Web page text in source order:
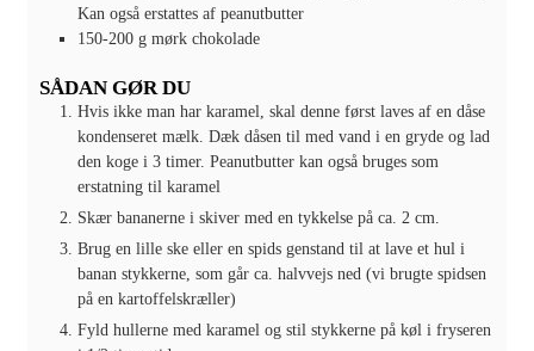
Kan også erstattes af peanutbutter
150-200 g mørk chokolade
SÅDAN GØR DU
Hvis ikke man har karamel, skal denne først laves af en dåse
kondenseret mælk. Dæk dåsen til med vand i en gryde og lad
den koge i 3 timer. Peanutbutter kan også bruges som
erstatning til karamel
Skær bananerne i skiver med en tykkelse på ca. 2 cm.
Brug en lille ske eller en spids genstand til at lave et hul i
banan stykkerne, som går ca. halvvejs ned (vi brugte spidsen
på en kartoffelskræller)
Fyld hullerne med karamel og stil stykkerne på køl i fryseren